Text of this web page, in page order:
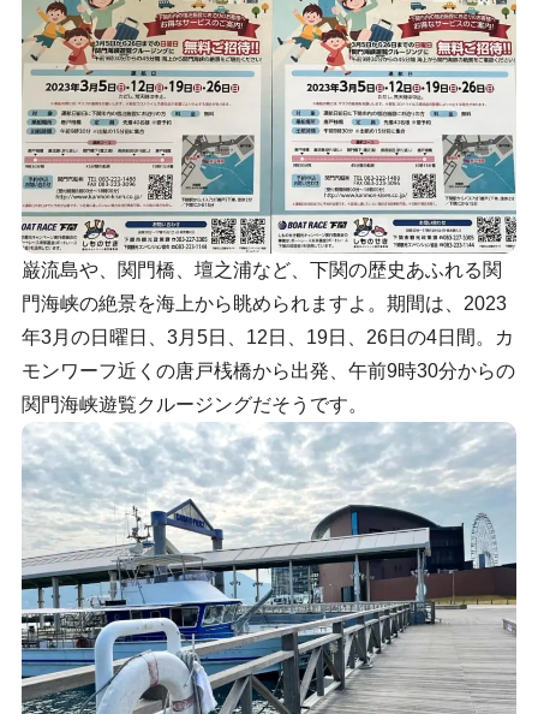
巌流島や、関門橋、壇之浦など、下関の歴史あふれる関
門海峡の絶景を海上から眺められますよ。期間は、2023
年3月の日曜日、3月5日、12日、19日、26日の4日間。カ
モンワーフ近くの唐戸桟橋から出発、午前9時30分からの
関門海峡遊覧クルージングだそうです。